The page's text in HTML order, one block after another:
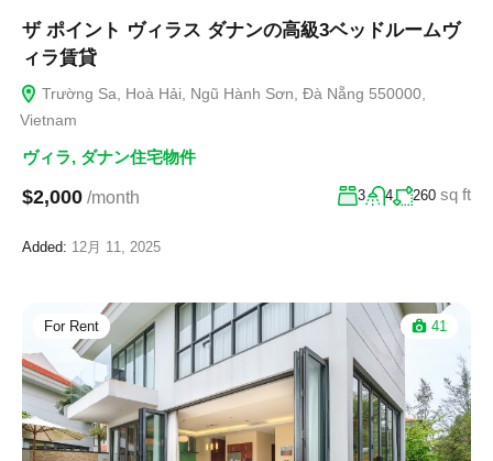
ザ ポイント ヴィラス ダナンの高級3ベッドルームヴ
ィラ賃貸
Trường Sa, Hoà Hải, Ngũ Hành Sơn, Đà Nẵng 550000,
Vietnam
ヴィラ, ダナン住宅物件
$2,000 /month 3 4 260 sq ft
Added: 12月 11, 2025
For Rent 41